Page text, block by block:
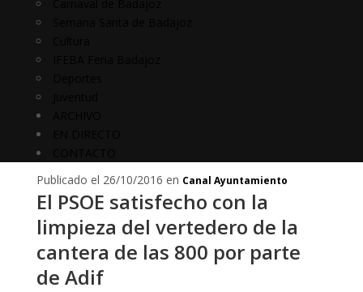
Publicado el 26/10/2016 en Canal Ayuntamiento
El PSOE satisfecho con la
limpieza del vertedero de la
cantera de las 800 por parte
de Adif